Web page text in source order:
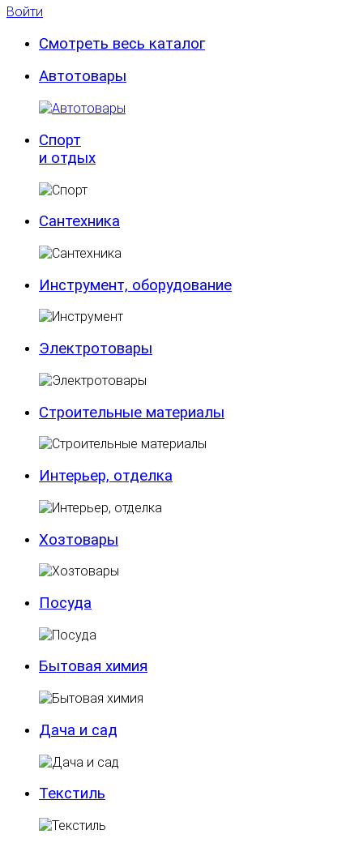
Войти
Смотреть весь каталог
Автотовары
Спорт
и отдых
Сантехника
Инструмент, оборудование
Электротовары
Строительные материалы
Интерьер, отделка
Хозтовары
Посуда
Бытовая химия
Дача и сад
Текстиль